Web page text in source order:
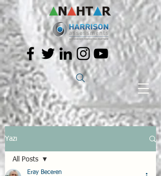
Yazı
All Posts
Eray Beceren